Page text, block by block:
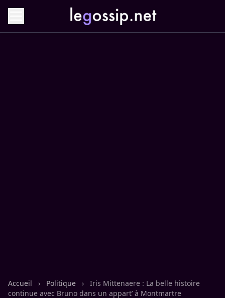
Accueil › Politique ›
Iris Mittenaere : La belle histoire
continue avec Bruno dans un appart’ à Montmartre